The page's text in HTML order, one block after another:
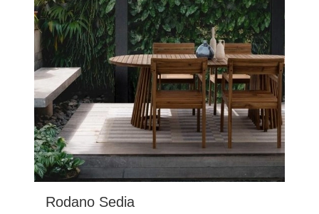
Rodano Sedia